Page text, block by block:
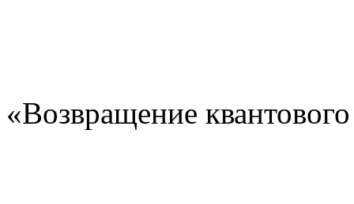
«Возвращение